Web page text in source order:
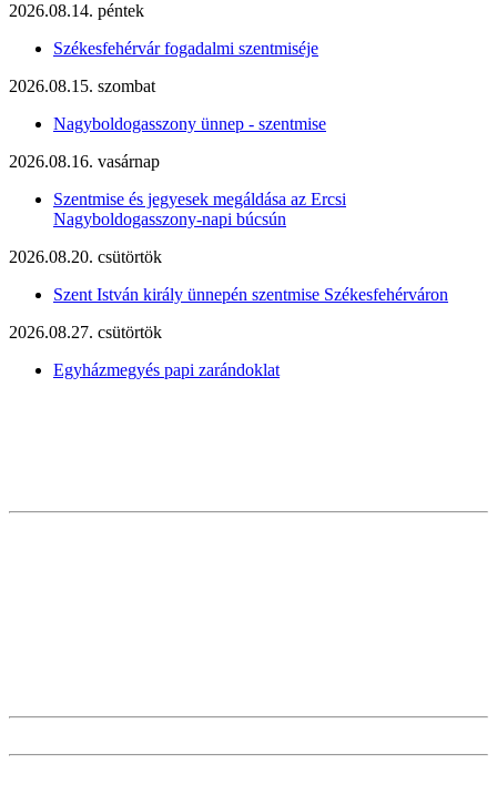
2026.08.14. péntek
Székesfehérvár fogadalmi szentmiséje
2026.08.15. szombat
Nagyboldogasszony ünnep - szentmise
2026.08.16. vasárnap
Szentmise és jegyesek megáldása az Ercsi
Nagyboldogasszony-napi búcsún
2026.08.20. csütörtök
Szent István király ünnepén szentmise Székesfehérváron
2026.08.27. csütörtök
Egyházmegyés papi zarándoklat